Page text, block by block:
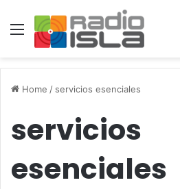
Menu
Home / servicios esenciales
servicios
esenciales